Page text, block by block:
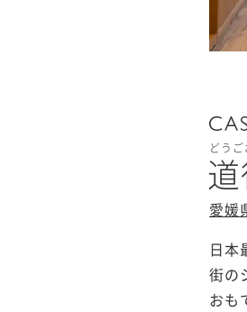
どう
愛媛
日本
街の
おも